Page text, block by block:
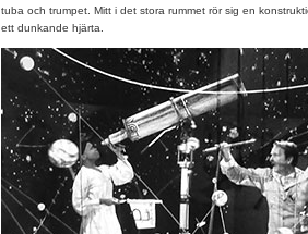
tuba och trumpet. Mitt i det stora rummet rör sig en
ett dunkande hjärta.